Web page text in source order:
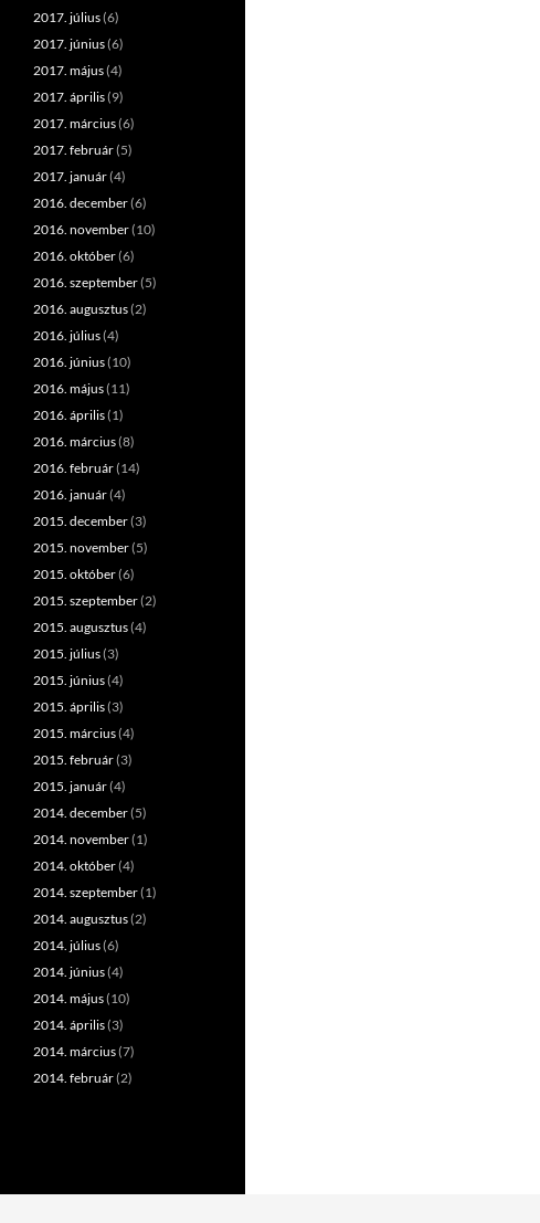
2017. július(6)
2017. június(6)
2017. május(4)
2017. április(9)
2017. március(6)
2017. február(5)
2017. január(4)
2016. december(6)
2016. november(10)
2016. október(6)
2016. szeptember(5)
2016. augusztus(2)
2016. július(4)
2016. június(10)
2016. május(11)
2016. április(1)
2016. március(8)
2016. február(14)
2016. január(4)
2015. december(3)
2015. november(5)
2015. október(6)
2015. szeptember(2)
2015. augusztus(4)
2015. július(3)
2015. június(4)
2015. április(3)
2015. március(4)
2015. február(3)
2015. január(4)
2014. december(5)
2014. november(1)
2014. október(4)
2014. szeptember(1)
2014. augusztus(2)
2014. július(6)
2014. június(4)
2014. május(10)
2014. április(3)
2014. március(7)
2014. február(2)